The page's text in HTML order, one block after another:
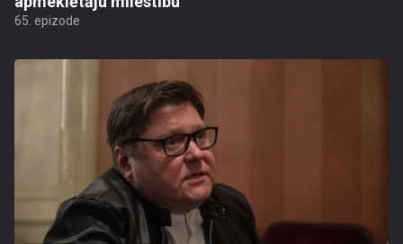
65. epizode